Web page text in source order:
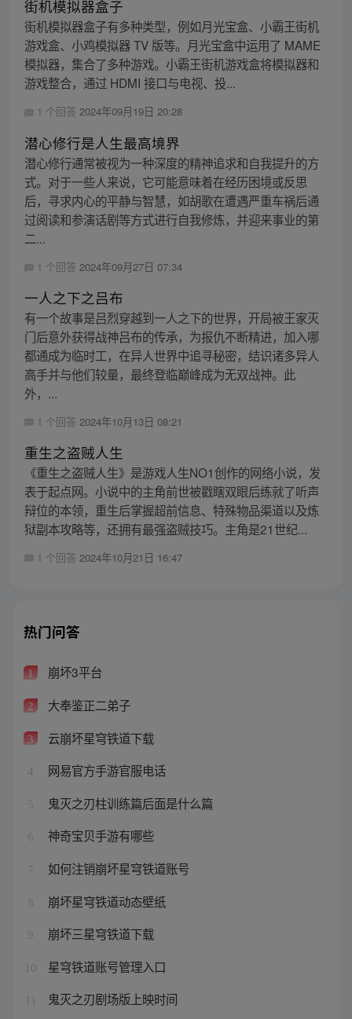
街机模拟器盒子
街机模拟器盒子有多种类型，例如月光宝盒、小霸王街机
游戏盒、小鸡模拟器 TV 版等。月光宝盒中运用了 MAME
模拟器，集合了多种游戏。小霸王街机游戏盒将模拟器和
游戏整合，通过 HDMI 接口与电视、投...
1 个回答 2024年09月19日 20:28
潜心修行是人生最高境界
潜心修行通常被视为一种深度的精神追求和自我提升的方
式。对于一些人来说，它可能意味着在经历困境或反思
后，寻求内心的平静与智慧，如胡歌在遭遇严重车祸后通
过阅读和参演话剧等方式进行自我修炼，并迎来事业的第
二...
1 个回答 2024年09月27日 07:34
一人之下之吕布
有一个故事是吕烈穿越到一人之下的世界，开局被王家灭
门后意外获得战神吕布的传承，为报仇不断精进，加入哪
都通成为临时工，在异人世界中追寻秘密，结识诸多异人
高手并与他们较量，最终登临巅峰成为无双战神。此
外，...
1 个回答 2024年10月13日 08:21
重生之盗贼人生
《重生之盗贼人生》是游戏人生NO1创作的网络小说，发
表于起点网。小说中的主角前世被戳瞎双眼后练就了听声
辩位的本领，重生后掌握超前信息、特殊物品渠道以及炼
狱副本攻略等，还拥有最强盗贼技巧。主角是21世纪...
1 个回答 2024年10月21日 16:47
热门问答
1 崩坏3平台
2 大奉鉴正二弟子
3 云崩坏星穹铁道下载
4 网易官方手游官服电话
5 鬼灭之刃柱训练篇后面是什么篇
6 神奇宝贝手游有哪些
7 如何注销崩坏星穹铁道账号
8 崩坏星穹铁道动态壁纸
9 崩坏三星穹铁道下载
10 星穹铁道账号管理入口
鬼灭之刃剧场版上映时间